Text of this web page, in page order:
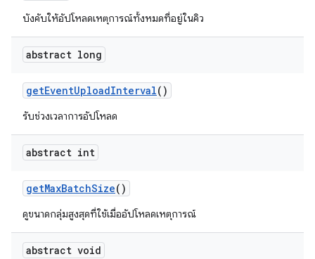
บังคับให้อัปโหลดเหตุการณ์ทั้งหมดที่อยู่ในคิว
abstract long
getEventUploadInterval()
รับช่วงเวลาการอัปโหลด
abstract int
getMaxBatchSize()
ดูขนาดกลุ่มสูงสุดที่ใช้เมื่ออัปโหลดเหตุการณ์
abstract void